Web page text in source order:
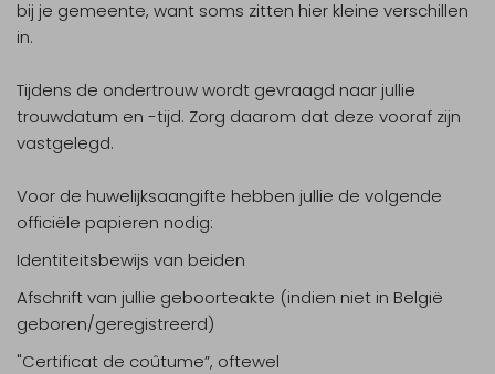
bij je gemeente, want soms zitten hier kleine verschillen
in.
Tijdens de ondertrouw wordt gevraagd naar jullie
trouwdatum en -tijd. Zorg daarom dat deze vooraf zijn
vastgelegd.
Voor de huwelijksaangifte hebben jullie de volgende
officiële papieren nodig:
Identiteitsbewijs van beiden
Afschrift van jullie geboorteakte (indien niet in België
geboren/geregistreerd)
"Certificat de coûtume”, oftewel